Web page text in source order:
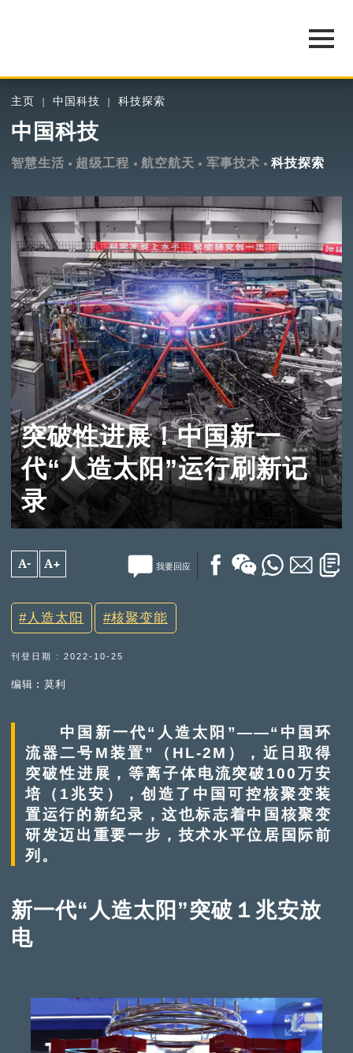
主页 中国科技 科技探索
中国科技
智慧生活 超级工程 航空航天 军事技术 科技探索
突破性进展！中国新一
代“人造太阳”运行刷新记
录
A- A+ 我要回应
人造太阳 核聚变能
刊登日期 : 2022-10-25
编辑︰莫利
中国新一代“人造太阳”——“中国环
流器二号M装置”（HL-2M），近日取得
突破性进展，等离子体电流突破100万安
培（1兆安），创造了中国可控核聚变装
置运行的新纪录，这也标志着中国核聚变
研发迈出重要一步，技术水平位居国际前
列。
新一代“人造太阳”突破１兆安放
电